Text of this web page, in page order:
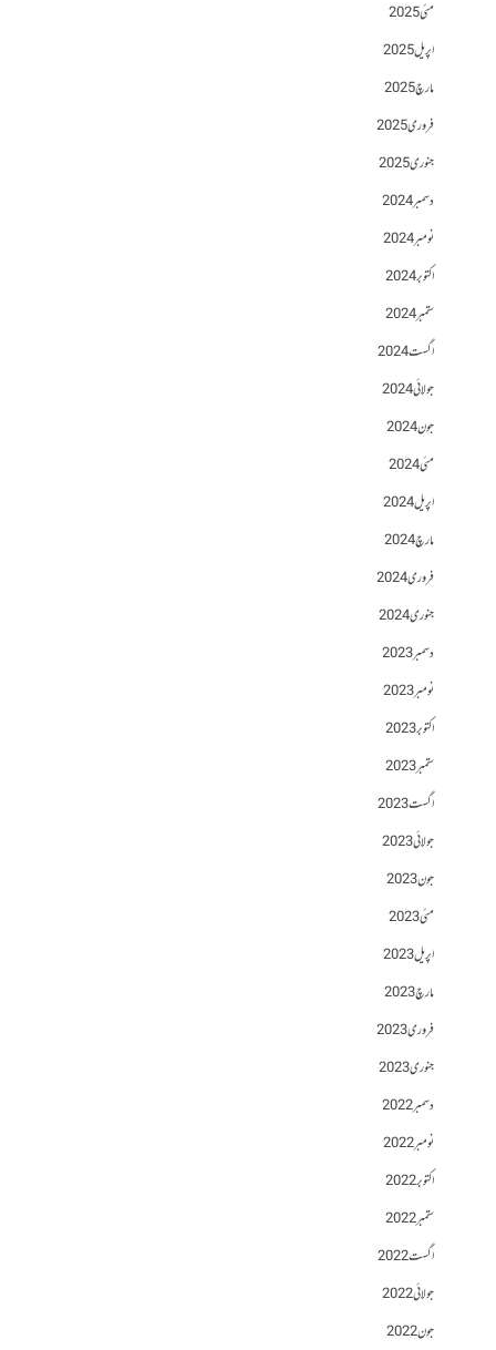
مئی 2025
اپریل 2025
مارچ 2025
فروری 2025
جنوری 2025
دسمبر 2024
نومبر 2024
اکتوبر 2024
ستمبر 2024
اگست 2024
جولائی 2024
جون 2024
مئی 2024
اپریل 2024
مارچ 2024
فروری 2024
جنوری 2024
دسمبر 2023
نومبر 2023
اکتوبر 2023
ستمبر 2023
اگست 2023
جولائی 2023
جون 2023
مئی 2023
اپریل 2023
مارچ 2023
فروری 2023
جنوری 2023
دسمبر 2022
نومبر 2022
اکتوبر 2022
ستمبر 2022
اگست 2022
جولائی 2022
جون 2022